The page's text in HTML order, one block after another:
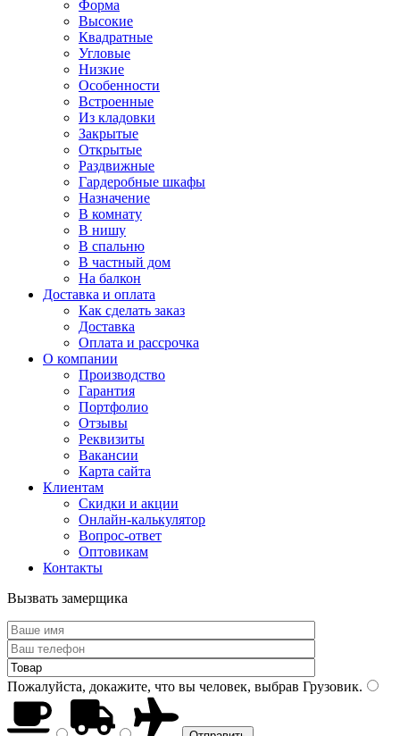
Форма
Высокие
Квадратные
Угловые
Низкие
Особенности
Встроенные
Из кладовки
Закрытые
Открытые
Раздвижные
Гардеробные шкафы
Назначение
В комнату
В нишу
В спальню
В частный дом
На балкон
Доставка и оплата
Как сделать заказ
Доставка
Оплата и рассрочка
О компании
Производство
Гарантия
Портфолио
Отзывы
Реквизиты
Вакансии
Карта сайта
Клиентам
Скидки и акции
Онлайн-калькулятор
Вопрос-ответ
Оптовикам
Контакты
Вызвать замерщика
Пожалуйста, докажите, что вы человек, выбрав Грузовик.